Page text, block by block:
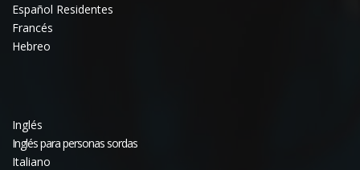
Español Residentes
Francés
Hebreo
Inglés
Inglés para personas sordas
Italiano